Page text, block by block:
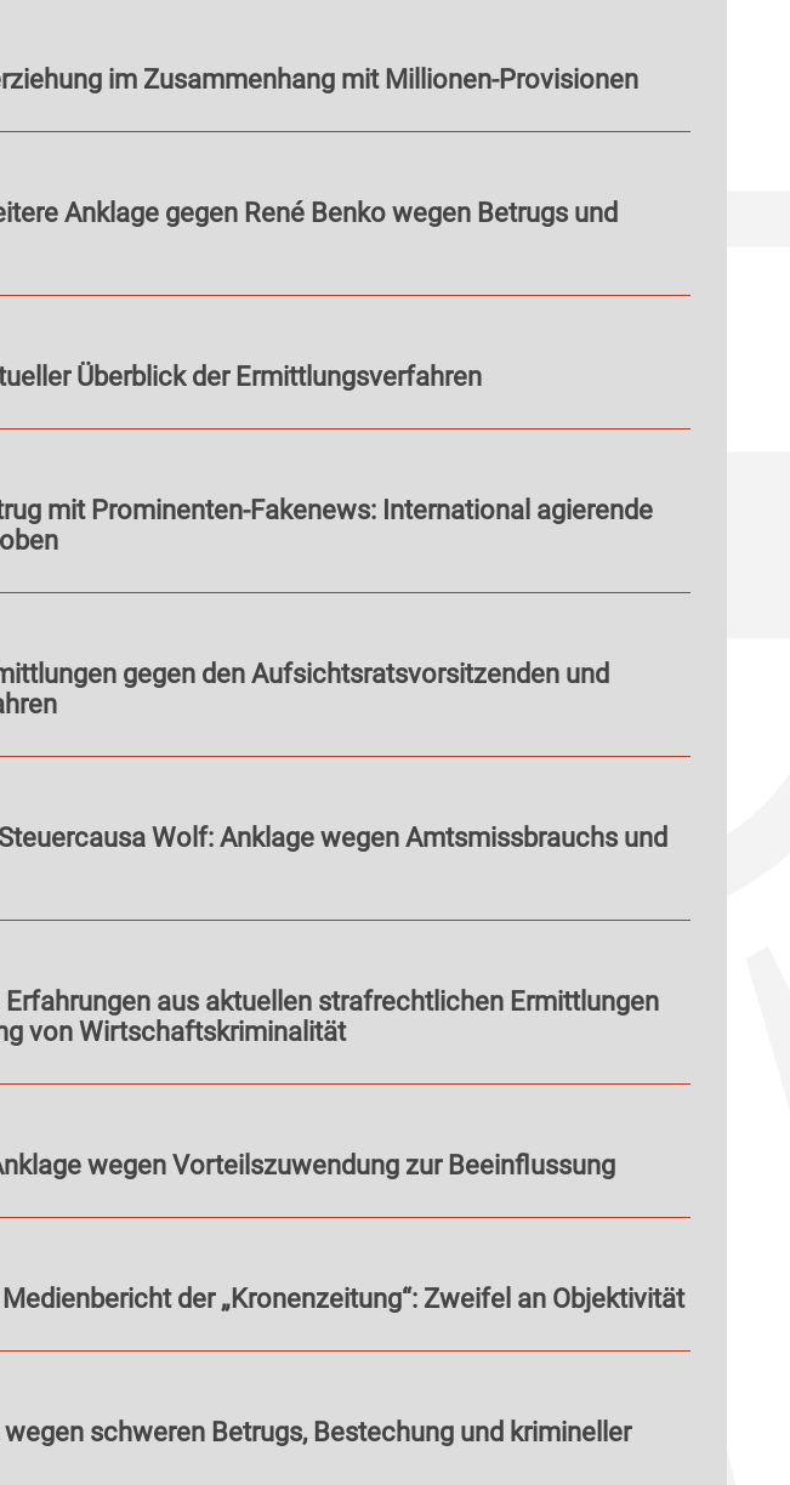
im Zusammenhang mit Millionen-Provisionen
Anklage gegen René Benko wegen Betrugs und
Überblick der Ermittlungsverfahren
mit Prominenten-Fakenews: International agierende
gegen den Aufsichtsratsvorsitzenden und
Wolf: Anklage wegen Amtsmissbrauchs und
aus aktuellen strafrechtlichen Ermittlungen
von Wirtschaftskriminalität
wegen Vorteilszuwendung zur Beeinflussung
der „Kronenzeitung“: Zweifel an Objektivität
schweren Betrugs, Bestechung und krimineller